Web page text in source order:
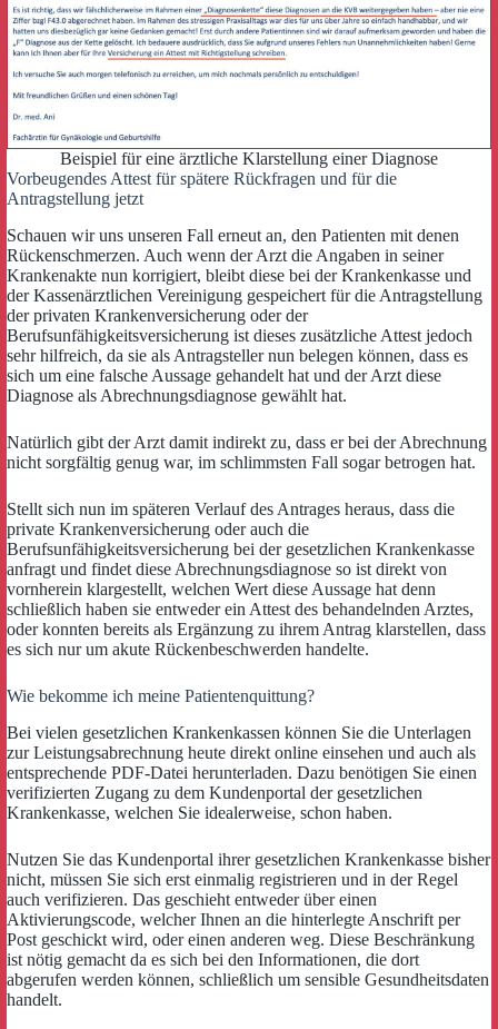
Beispiel für eine ärztliche Klarstellung einer Diagnose
Vorbeugendes Attest für spätere Rückfragen und für die
Antragstellung jetzt
Schauen wir uns unseren Fall erneut an, den Patienten mit denen
Rückenschmerzen. Auch wenn der Arzt die Angaben in seiner
Krankenakte nun korrigiert, bleibt diese bei der Krankenkasse und
der Kassenärztlichen Vereinigung gespeichert für die Antragstellung
der privaten Krankenversicherung oder der
Berufsunfähigkeitsversicherung ist dieses zusätzliche Attest jedoch
sehr hilfreich, da sie als Antragsteller nun belegen können, dass es
sich um eine falsche Aussage gehandelt hat und der Arzt diese
Diagnose als Abrechnungsdiagnose gewählt hat.
Natürlich gibt der Arzt damit indirekt zu, dass er bei der Abrechnung
nicht sorgfältig genug war, im schlimmsten Fall sogar betrogen hat.
Stellt sich nun im späteren Verlauf des Antrages heraus, dass die
private Krankenversicherung oder auch die
Berufsunfähigkeitsversicherung bei der gesetzlichen Krankenkasse
anfragt und findet diese Abrechnungsdiagnose so ist direkt von
vornherein klargestellt, welchen Wert diese Aussage hat denn
schließlich haben sie entweder ein Attest des behandelnden Arztes,
oder konnten bereits als Ergänzung zu ihrem Antrag klarstellen, dass
es sich nur um akute Rückenbeschwerden handelte.
Wie bekomme ich meine Patientenquittung?
Bei vielen gesetzlichen Krankenkassen können Sie die Unterlagen
zur Leistungsabrechnung heute direkt online einsehen und auch als
entsprechende PDF-Datei herunterladen. Dazu benötigen Sie einen
verifizierten Zugang zu dem Kundenportal der gesetzlichen
Krankenkasse, welchen Sie idealerweise, schon haben.
Nutzen Sie das Kundenportal ihrer gesetzlichen Krankenkasse bisher
nicht, müssen Sie sich erst einmalig registrieren und in der Regel
auch verifizieren. Das geschieht entweder über einen
Aktivierungscode, welcher Ihnen an die hinterlegte Anschrift per
Post geschickt wird, oder einen anderen weg. Diese Beschränkung
ist nötig gemacht da es sich bei den Informationen, die dort
abgerufen werden können, schließlich um sensible Gesundheitsdaten
handelt.